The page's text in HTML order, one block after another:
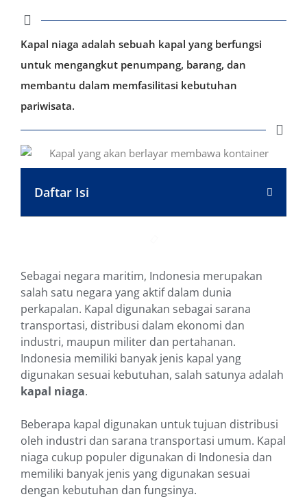
Kapal niaga adalah sebuah kapal yang berfungsi
untuk mengangkut penumpang, barang, dan
membantu dalam memfasilitasi kebutuhan
pariwisata.
Daftar Isi
Sebagai negara maritim, Indonesia merupakan
salah satu negara yang aktif dalam dunia
perkapalan. Kapal digunakan sebagai sarana
transportasi, distribusi dalam ekonomi dan
industri, maupun militer dan pertahanan.
Indonesia memiliki banyak jenis kapal yang
digunakan sesuai kebutuhan, salah satunya adalah
kapal niaga.
Beberapa kapal digunakan untuk tujuan distribusi
oleh industri dan sarana transportasi umum. Kapal
niaga cukup populer digunakan di Indonesia dan
memiliki banyak jenis yang digunakan sesuai
dengan kebutuhan dan fungsinya.